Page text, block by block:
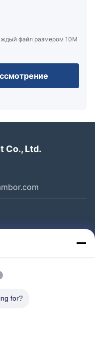
файл размером 10M
Co., Ltd.
for?